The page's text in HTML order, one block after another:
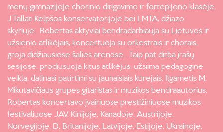
menų gimnazijoje chorinio dirigavimo ir fortepijono klasėje,
J.Tallat-Kelpšos konservatorijoje bei LMTA, džiazo
skyriuje. Robertas aktyviai bendradarbiauja su Lietuvos ir
užsienio atlikėjais, koncertuoja su orkestrais ir chorais,
groja didžiausiose šalies arenose. Taip pat dirba įrašų
sesijose, prodiusuoja kitus atlikėjus, užsiima pedagogine
veikla, dalinasi patirtimi su jaunaisiais kūrėjais. Ilgametis M.
Mikutavičiaus grupės gitaristas ir muzikos bendraautorius.
Robertas koncertavo įvairiuose prestižiniuose muzikos
festivaliuose JAV, Kinijoje, Kanadoje, Austrijoje,
Norvegijoje, D. Britanijoje, Latvijoje, Estijoje, Ukrainoje,